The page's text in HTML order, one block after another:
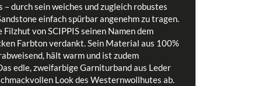
– durch sein weiches und zugleich robustes
einfach spürbar angenehm zu tragen.
von SCIPPIS seinen Namen dem
Farbton verdankt. Sein Material aus 100%
hält warm und ist zudem
edle, zweifarbige Garniturband aus Leder
Look des Westernwollhutes ab.